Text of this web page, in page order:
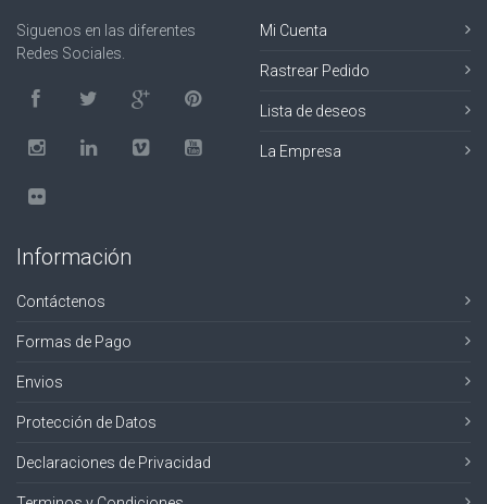
Siguenos en las diferentes
Redes Sociales.
Mi Cuenta
Rastrear Pedido
Lista de deseos
La Empresa
Información
Contáctenos
Formas de Pago
Envios
Protección de Datos
Declaraciones de Privacidad